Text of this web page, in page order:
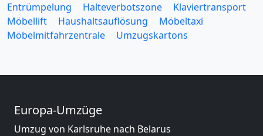
Entrümpelung
Halteverbotszone
Klaviertransport
Möbellift
Haushaltsauflösung
Möbeltaxi
Möbelmitfahrzentrale
Umzugskartons
Europa-Umzüge
Umzug von Karlsruhe nach Belarus